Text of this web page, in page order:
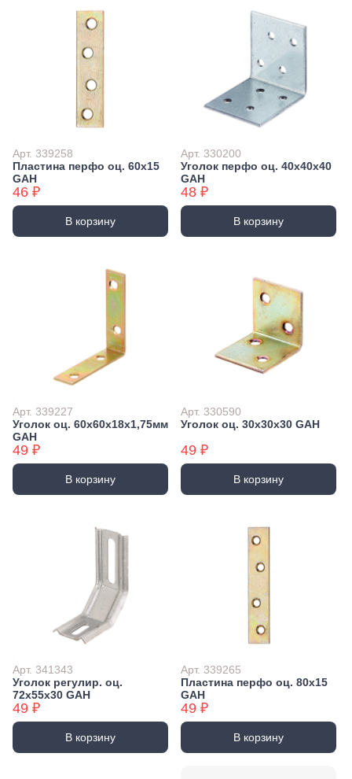
Арт. 339258
Пластина перфо оц. 60x15
GAH
46 ₽
В корзину
Арт. 330200
Уголок перфо оц. 40x40x40
GAH
48 ₽
В корзину
Арт. 339227
Уголок оц. 60х60х18х1,75мм
GAH
49 ₽
В корзину
Арт. 330590
Уголок оц. 30x30x30 GAH
49 ₽
В корзину
Арт. 341343
Уголок регулир. оц.
72x55x30 GAH
49 ₽
В корзину
Арт. 339265
Пластина перфо оц. 80x15
GAH
49 ₽
В корзину